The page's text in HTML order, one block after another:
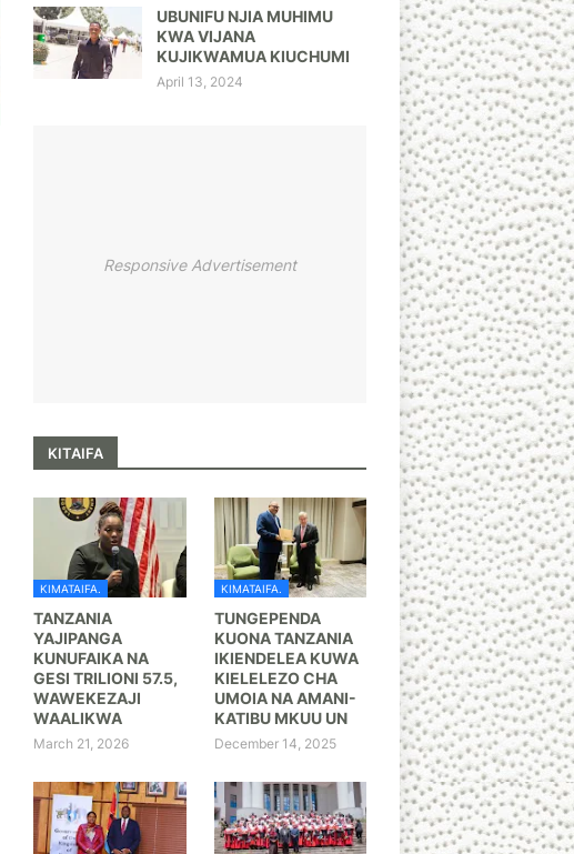
UBUNIFU NJIA MUHIMU
KWA VIJANA
KUJIKWAMUA KIUCHUMI
April 13, 2024
Responsive Advertisement
KITAIFA
KIMATAIFA.
TANZANIA
YAJIPANGA
KUNUFAIKA NA
GESI TRILIONI 57.5,
WAWEKEZAJI
WAALIKWA
March 21, 2026
KIMATAIFA.
TUNGEPENDA
KUONA TANZANIA
IKIENDELEA KUWA
KIELELEZO CHA
UMOIA NA AMANI-
KATIBU MKUU UN
December 14, 2025